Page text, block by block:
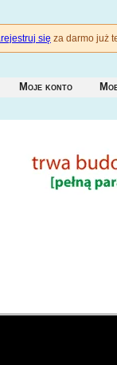
się za darmo już
Moje konto